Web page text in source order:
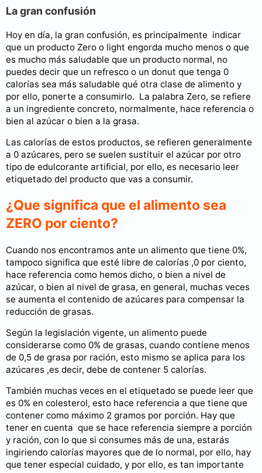
La gran confusión
Hoy en día, la gran confusión, es principalmente indicar
que un producto Zero o light engorda mucho menos o que
es mucho más saludable que un producto normal, no
puedes decir que un refresco o un donut que tenga 0
calorías sea más saludable qué otra clase de alimento y
por ello, ponerte a consumirlo. La palabra Zero, se refiere
a un ingrediente concreto, normalmente, hace referencia o
bien al azúcar o bien a la grasa.
Las calorías de estos productos, se refieren generalmente
a 0 azúcares, pero se suelen sustituir el azúcar por otro
tipo de edulcorante artificial, por ello, es necesario leer
etiquetado del producto que vas a consumir.
¿Que significa que el alimento sea
ZERO por ciento?
Cuando nos encontramos ante un alimento que tiene 0%,
tampoco significa que esté libre de calorías ,0 por ciento,
hace referencia como hemos dicho, o bien a nivel de
azúcar, o bien al nivel de grasa, en general, muchas veces
se aumenta el contenido de azúcares para compensar la
reducción de grasas.
Según la legislación vigente, un alimento puede
considerarse como 0% de grasas, cuando contiene menos
de 0,5 de grasa por ración, esto mismo se aplica para los
azúcares ,es decir, debe de contener 5 calorías.
También muchas veces en el etiquetado se puede leer que
es 0% en colesterol, esto hace referencia a que tiene que
contener como máximo 2 gramos por porción. Hay que
tener en cuenta que se hace referencia siempre a porción
y ración, con lo que si consumes más de una, estarás
ingiriendo calorías mayores que de lo normal, por ello, hay
que tener especial cuidado, y por ello, es tan importante